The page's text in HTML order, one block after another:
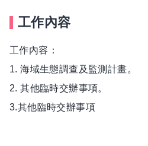
工作內容
工作內容：
1. 海域生態調查及監測計畫。
2. 其他臨時交辦事項。
3.其他臨時交辦事項